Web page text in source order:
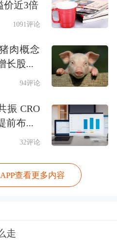
，广期所碳酸锂期
/吨，此后虽然有所
仍达到17.7万元/
，且相比去年同期
高，包括电解液、
铝箔加工费等也
，主要得益于储能
池占比显著提升至
价近3倍
1091评论
肉概念
长股...
94评论
振 CRO
前布...
32评论
查看更多内容
走